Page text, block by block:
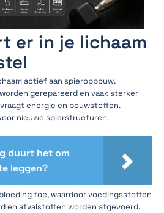
er in je lichaam
actief aan spieropbouw.
gerepareerd en vaak sterker
energie en bouwstoffen.
nieuwe spierstructuren.
duurt het om
leggen?
toe, waardoor voedingsstoffen
en afvalstoffen worden afgevoerd.